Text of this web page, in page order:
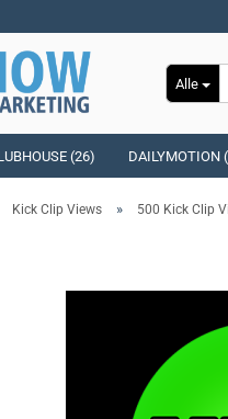
Alle
(26) DAILYMOTION
Kick Clip Views » 500 Kick Clip